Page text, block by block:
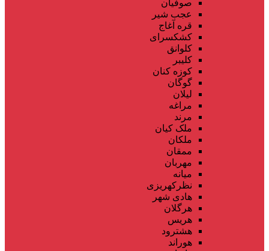
صوفیان
عجب شیر
قره آغاج
کشکسرای
کلوانق
کلیبر
کوزه کنان
گوگان
لیلان
مراغه
مرند
ملک کیان
ملکان
ممقان
مهربان
میانه
نظرکهریزی
هادی شهر
هرگلان
هریس
هشترود
هوراند